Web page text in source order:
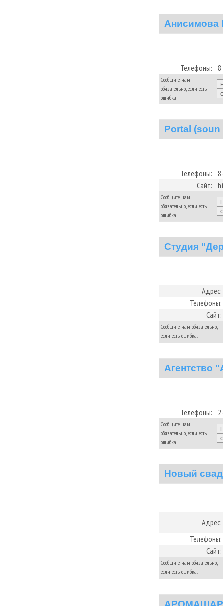
Анисимова
Телефоны: 8
Сообщите нам
обязательно, если есть
ошибка:
Portal
Телефоны:
Сайт:
Сообщите нам
обязательно, если есть
ошибка:
Студия
Адрес:
Телефоны:
Сайт:
Сообщите нам обязательно,
если есть ошибка:
Агентство
Телефоны:
Сообщите нам
обязательно, если есть
ошибка:
Новый
Адрес:
Телефоны:
Сайт:
Сообщите нам обязательно,
если есть ошибка: